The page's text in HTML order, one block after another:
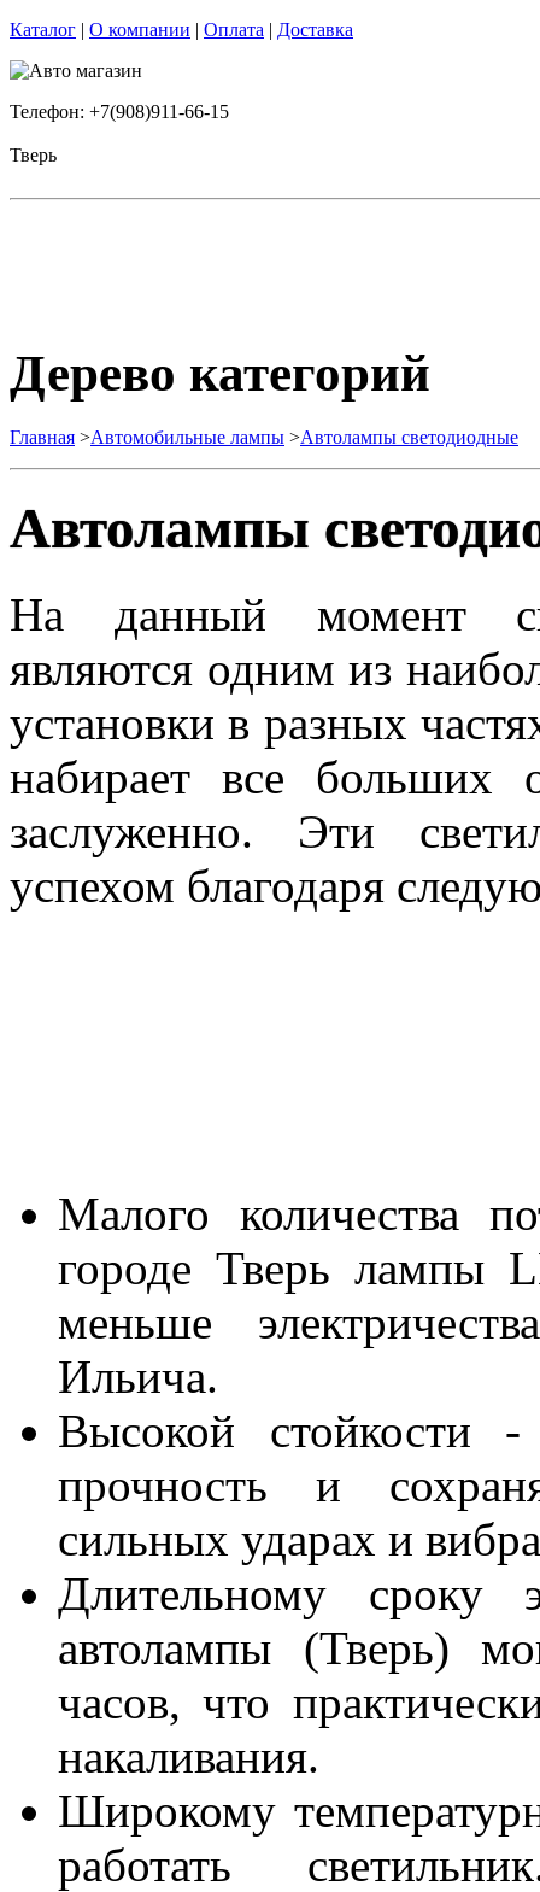
Каталог | О компании | Оплата | Доставка
Телефон: +7(908)911-66-15
Тверь
Дерево категорий
Главная >Автомобильные лампы >Автолампы светодиодные
Автолампы
На данный момент
являются одним из
установки в разных
набирает все больших
заслуженно. Эти
успехом благодаря
Малого количества
городе Тверь лампы
меньше
Ильича.
Высокой стойкости
прочность и
сильных ударах и
Длительному сроку
автолампы (Тверь)
часов, что
накаливания.
Широкому
работать